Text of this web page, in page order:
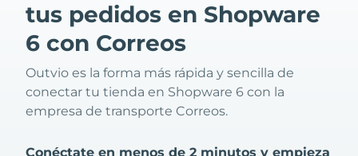
tus pedidos en Shopware
6 con Correos
Outvio es la forma más rápida y sencilla de
conectar tu tienda en Shopware 6 con la
empresa de transporte Correos.
Conéctate en menos de 2 minutos y empieza